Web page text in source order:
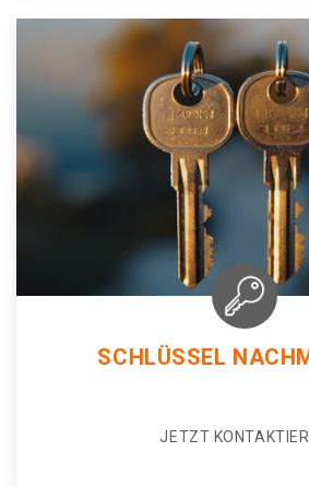
SCHLÜSSEL
JETZT